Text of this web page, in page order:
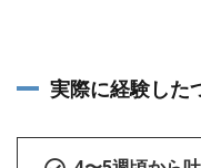
実際に経験した